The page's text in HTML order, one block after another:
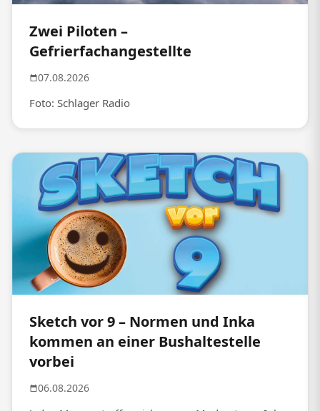
Zwei Piloten –
Gefrierfachangestellte
07.08.2026
Foto: Schlager Radio
Sketch vor 9 – Normen und Inka
kommen an einer Bushaltestelle
vorbei
06.08.2026